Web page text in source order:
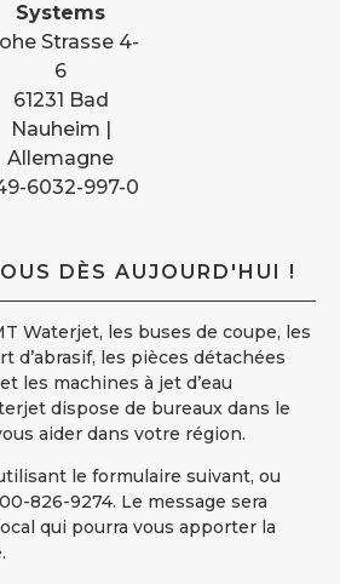
Systems
Strasse 4-
6
61231 Bad
Nauheim |
Allemagne
6032-997-0
DÈS AUJOURD'HUI !
Waterjet, les buses de coupe, les
d’abrasif, les pièces détachées
les machines à jet d’eau
dispose de bureaux dans le
aider dans votre région.
le formulaire suivant, ou
826-9274. Le message sera
qui pourra vous apporter la